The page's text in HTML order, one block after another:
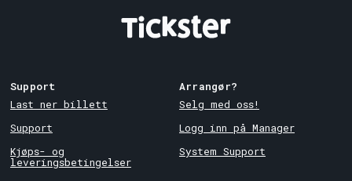
Support
Last ner billett
Support
Kjøps- og
leveringsbetingelser
Arrangør?
Selg med oss!
Logg inn på Manager
System Support